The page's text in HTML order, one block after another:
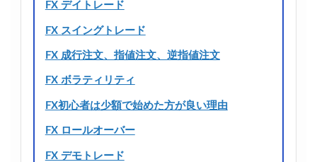
FX デイトレード
FX スイングトレード
FX 成行注文、指値注文、逆指値注文
FX ボラティリティ
FX初心者は少額で始めた方が良い理由
FX ロールオーバー
FX デモトレード